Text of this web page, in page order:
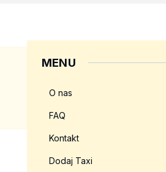
MENU
O nas
FAQ
Kontakt
Dodaj Taxi